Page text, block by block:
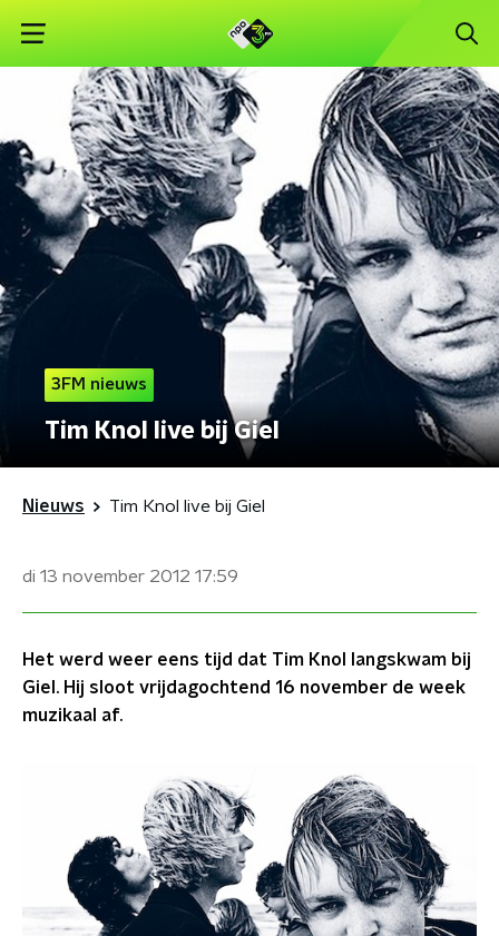
3FM nieuws
Tim Knol live bij Giel
Nieuws Tim Knol live bij Giel
di 13 november 2012 17:59
Het werd weer eens tijd dat Tim Knol langskwam bij
Giel. Hij sloot vrijdagochtend 16 november de week
muzikaal af.